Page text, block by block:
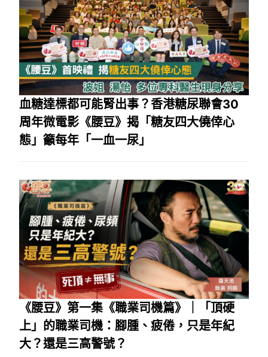
血糖達標都可能腎出事？香港糖尿聯會30
周年微電影《腰豆》揭「糖友四大僥倖心
態」籲每年「一血一尿」
《腰豆》第一集《職業司機篇》｜「頂硬
上」的職業司機：腳腫、疲倦，只是年紀
大？還是三高警號？